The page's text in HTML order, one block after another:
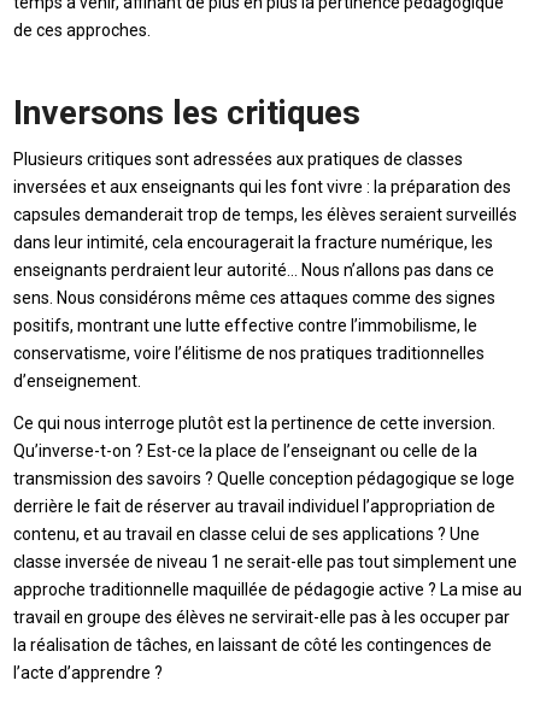
de ces approches.
Inversons les critiques
Plusieurs critiques sont adressées aux pratiques de classes
inversées et aux enseignants qui les font vivre : la préparation des
capsules demanderait trop de temps, les élèves seraient surveillés
dans leur intimité, cela encouragerait la fracture numérique, les
enseignants perdraient leur autorité… Nous n’allons pas dans ce
sens. Nous considérons même ces attaques comme des signes
positifs, montrant une lutte effective contre l’immobilisme, le
conservatisme, voire l’élitisme de nos pratiques traditionnelles
d’enseignement.
Ce qui nous interroge plutôt est la pertinence de cette inversion.
Qu’inverse-t-on ? Est-ce la place de l’enseignant ou celle de la
transmission des savoirs ? Quelle conception pédagogique se loge
derrière le fait de réserver au travail individuel l’appropriation de
contenu, et au travail en classe celui de ses applications ? Une
classe inversée de niveau 1 ne serait-elle pas tout simplement une
approche traditionnelle maquillée de pédagogie active ? La mise au
travail en groupe des élèves ne servirait-elle pas à les occuper par
la réalisation de tâches, en laissant de côté les contingences de
l’acte d’apprendre ?